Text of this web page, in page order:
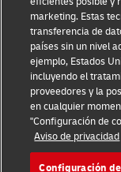
Información
Ajustes de cookies
Síganos
marketing. Estas
transferencia de
países sin un nivel
ejemplo, Estados
incluyendo el
proveedores y la
en cualquier
"Configuración de
Aviso de privacidad
Configuración